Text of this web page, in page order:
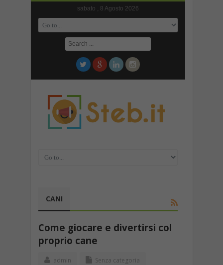
sabato , 8 Agosto 2026
CANI
Come giocare e divertirsi col
proprio cane
admin Senza categoria